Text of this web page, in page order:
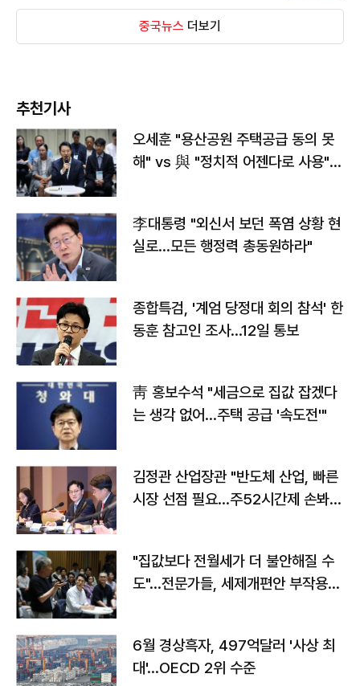
중국뉴스 더보기
추천기사
오세훈 "용산공원 주택공급 동의 못
해" vs 與 "정치적 어젠다로 사용"
李대통령 "외신서 보던 폭염 상황 현
실로…모든 행정력 총동원하라"
종합특검, '계엄 당정대 회의 참석' 한
동훈 참고인 조사...12일 통보
靑 홍보수석 "세금으로 집값 잡겠다
는 생각 없어…주택 공급 '속도전'"
김정관 산업장관 "반도체 산업, 빠른
시장 선점 필요…주52시간제 손봐
"집값보다 전월세가 더 불안해질 수
도"…전문가들, 세제개편안 부작용
6월 경상흑자, 497억달러 '사상 최
대'…OECD 2위 수준